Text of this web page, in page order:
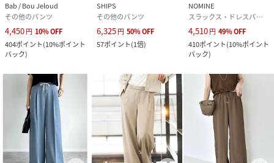
Bab / Bou Jeloud
その他のパンツ
4,450円 10%OFF
404ポイント(10%ポイント
バック)
SHIPS
その他のパンツ
6,325円 50%OFF
57ポイント(1倍)
NOMINE
スラックス・ドレスパンツ
4,510円 49%OFF
410ポイント(10%ポイント
バック)